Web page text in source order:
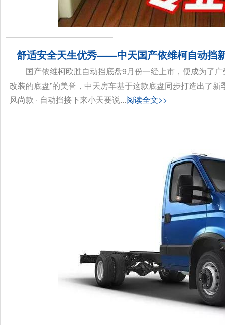
舒适安全天生优秀——中天国产依维柯自动挡
国产依维柯欧胜自动挡底盘9月份一经上市，便成为了
改装的底盘”的美誉，中天房车基于这款底盘同步打造出了
风尚款 · 自动挡接下来小天要说...阅读全文>>